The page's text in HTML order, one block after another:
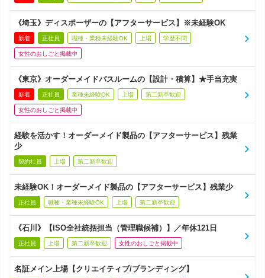
《埼玉》ディスポーザーの【アフターサービス】※未経験OK
新着 正社員 職種・業種未経験OK 上場 学歴不問
女性のおしごと掲載中
《東京》オーダーメイドバスルームの【設計・積算】★手当充実
新着 正社員 業種未経験OK 上場 第二新卒歓迎
女性のおしごと掲載中
経験を活かす！オーダーメイド製品の【アフターサービス】残業
少
契約社員 上場 第二新卒歓迎
未経験OK！オーダーメイド製品の【アフターサービス】残業少
正社員 職種・業種未経験OK 上場 第二新卒歓迎
《石川》【ISO全社統括担当（管理職候補）】／年休121日
正社員 上場 第二新卒歓迎 女性のおしごと掲載中
名証メイン上場【クリエイティブ/ブランディング】